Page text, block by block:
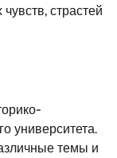
страстей
университета.
темы и